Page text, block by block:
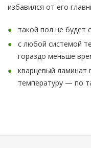
избавился от его
такой пол не будет
с любой системой
гораздо меньше
кварцевый ламинат
температуру — по